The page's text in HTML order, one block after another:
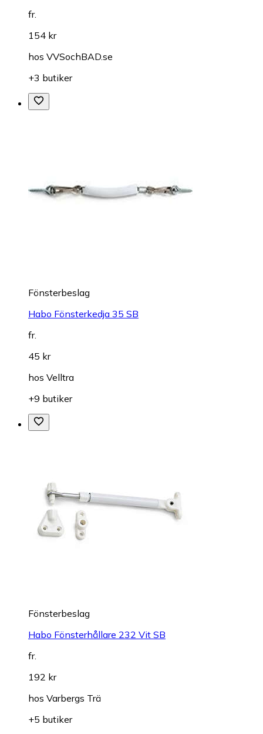
fr.
154 kr
hos VVSochBAD.se
+3 butiker
Fönsterbeslag
Habo Fönsterkedja 35 SB
fr.
45 kr
hos Velltra
+9 butiker
Fönsterbeslag
Habo Fönsterhållare 232 Vit SB
fr.
192 kr
hos Varbergs Trä
+5 butiker